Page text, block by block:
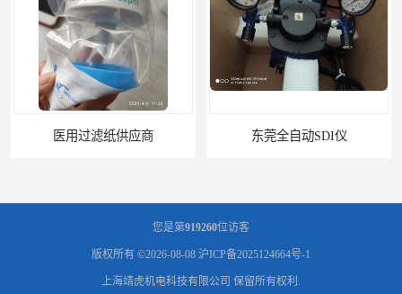
东莞全自动SDI仪 石家庄污染指数SDI仪
您是第919260位访客
版权所有 ©2026-08-08 沪ICP备2025124664号-1
上海靖虎机电科技有限公司 保留所有权利.